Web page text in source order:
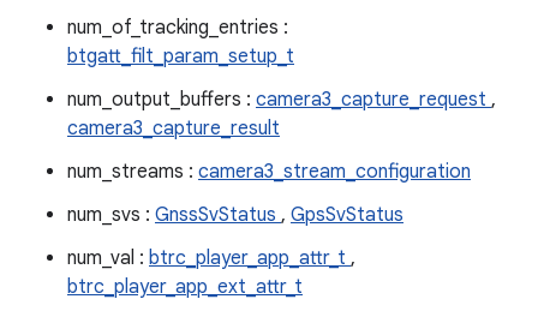
num_of_tracking_entries :
btgatt_filt_param_setup_t
num_output_buffers : camera3_capture_request ,
camera3_capture_result
num_streams : camera3_stream_configuration
num_svs : GnssSvStatus , GpsSvStatus
num_val : btrc_player_app_attr_t ,
btrc_player_app_ext_attr_t